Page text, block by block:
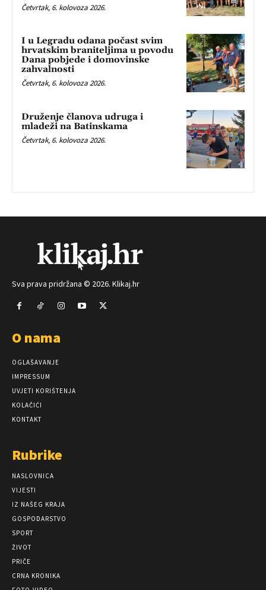
Četvrtak, 6. kolovoza 2026.
I u Legradu odana počast svim
hrvatskim braniteljima u povodu
Dana pobjede i domovinske
zahvalnosti
Četvrtak, 6. kolovoza 2026.
Druženje članova udruga i
mladeži na Batinskama
Četvrtak, 6. kolovoza 2026.
Sva prava pridržana © 2026. Klikaj.hr
O nama
OGLAŠAVANJE
IMPRESSUM
UVJETI KORIŠTENJA
KOLAČIĆI
KONTAKT
Rubrike
NASLOVNICA
VIJESTI
IZ NAŠEG KRAJA
GOSPODARSTVO
SPORT
ŽIVOT
PRIČE
CRNA KRONIKA